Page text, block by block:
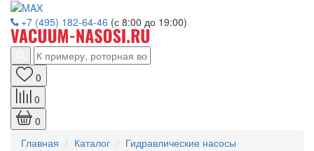
+7 (495) 182-64-46 (с 8:00 до 19:00)
0
0
0
Главная
Каталог
Гидравлические насосы